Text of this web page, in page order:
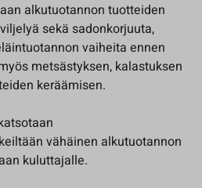
alkutuotannon tuotteiden
sekä sadonkorjuuta,
vaiheita ennen
metsästyksen, kalastuksen
keräämisen.
vähäinen alkutuotannon
kuluttajalle.